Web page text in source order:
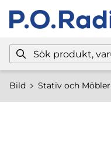
Bild Stativ och Möbler